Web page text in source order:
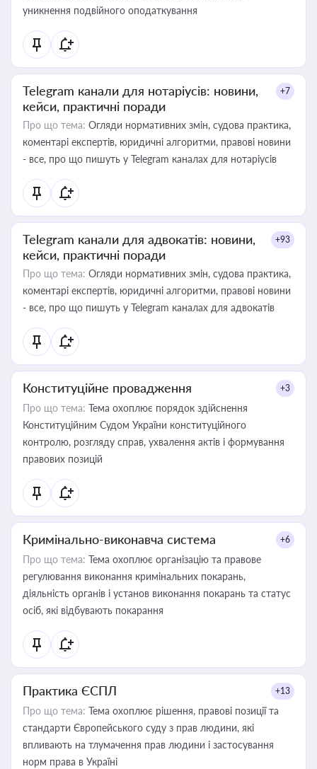
уникнення подвійного оподаткування
Telegram канали для нотаріусів: новини,
кейси, практичні поради
+7
Про що тема: Огляди нормативних змін, судова практика,
коментарі експертів, юридичні алгоритми, правові новини
- все, про що пишуть у Telegram каналах для нотаріусів
Telegram канали для адвокатів: новини,
кейси, практичні поради
+93
Про що тема: Огляди нормативних змін, судова практика,
коментарі експертів, юридичні алгоритми, правові новини
- все, про що пишуть у Telegram каналах для адвокатів
Конституційне провадження +3
Про що тема: Тема охоплює порядок здійснення
Конституційним Судом України конституційного
контролю, розгляду справ, ухвалення актів і формування
правових позицій
Кримінально-виконавча система +6
Про що тема: Тема охоплює організацію та правове
регулювання виконання кримінальних покарань,
діяльність органів і установ виконання покарань та статус
осіб, які відбувають покарання
Практика ЄСПЛ +13
Про що тема: Тема охоплює рішення, правові позиції та
стандарти Європейського суду з прав людини, які
впливають на тлумачення прав людини і застосування
норм права в Україні